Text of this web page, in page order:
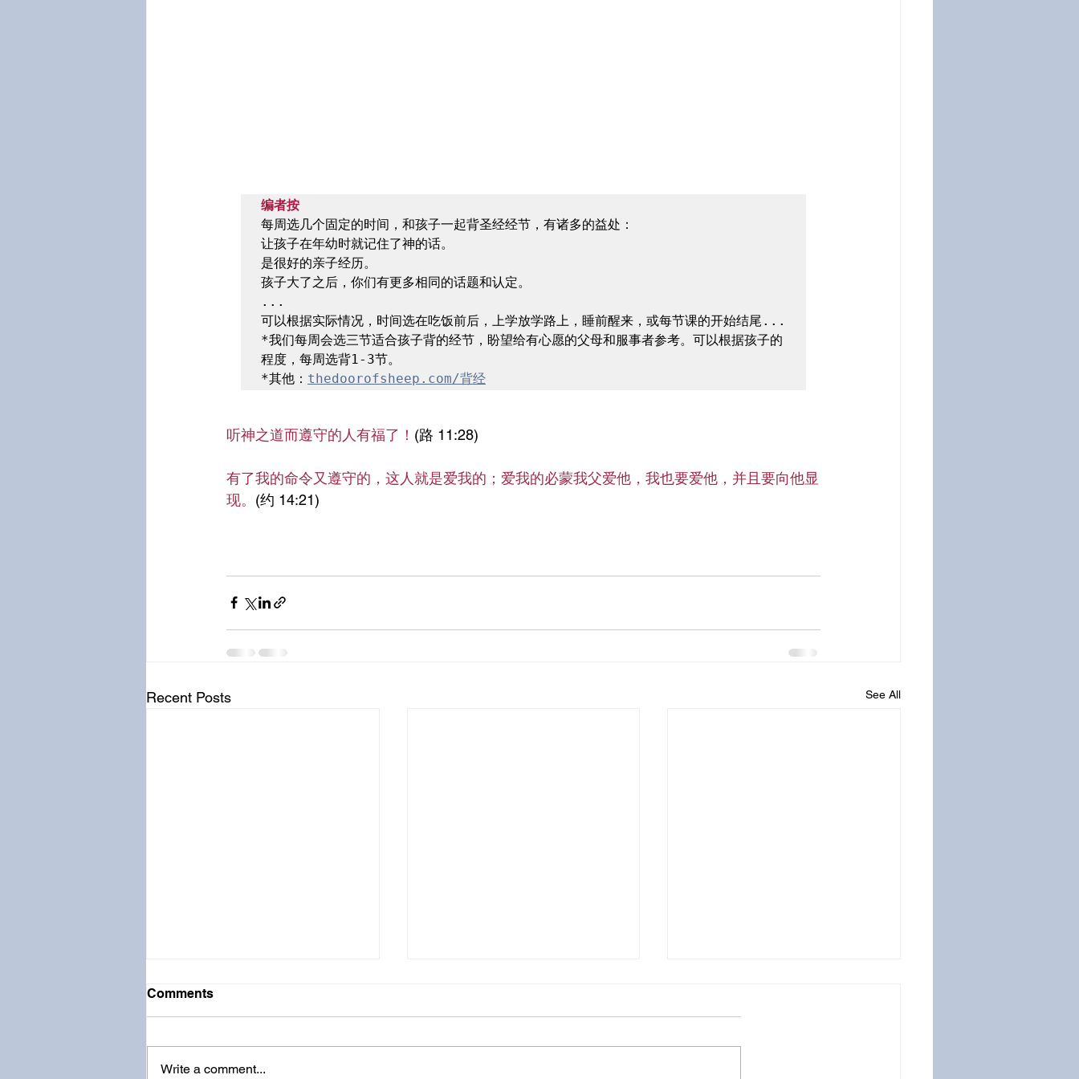
编者按
每周选几个固定的时间，和孩子一起背圣经经节，有诸多的益处：
让孩子在年幼时就记住了神的话。
是很好的亲子经历。
孩子大了之后，你们有更多相同的话题和认定。
...
可以根据实际情况，时间选在吃饭前后，上学放学路上，睡前醒来，或每节课的开始结尾...
*我们每周会选三节适合孩子背的经节，盼望给有心愿的父母和服事者参考。可以根据孩子的
*其他： thedoorofsheep.com/背经
听神之道而遵守的人有福了！ (路 11:28)
有了我的命令又遵守的，这人就是爱我的；爱我的必蒙我父爱他，我也要爱他，并且要向他显
现。 (约 14:21)
Recent Posts See All
Comments
Write a comment...